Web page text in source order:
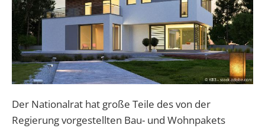
Der Nationalrat hat große Teile des von der
Regierung vorgestellten Bau- und Wohnpakets